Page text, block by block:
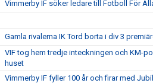
Vimmerby IF söker ledare till Fotboll För
Gamla rivalerna IK Tord borta i div 3
VIF tog hem tredje inteckningen och KM-
huset
Vimmerby IF fyller 100 år och firar med